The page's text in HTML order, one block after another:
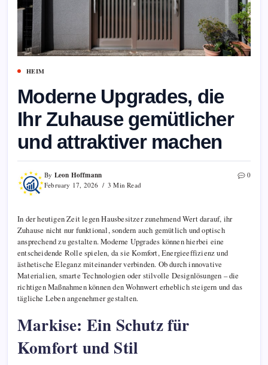
HEIM
Moderne Upgrades, die
Ihr Zuhause gemütlicher
und attraktiver machen
By Leon Hoffmann
February 17, 2026 3 Min Read
0
In der heutigen Zeit legen Hausbesitzer zunehmend Wert darauf, ihr
Zuhause nicht nur funktional, sondern auch gemütlich und optisch
ansprechend zu gestalten. Moderne Upgrades können hierbei eine
entscheidende Rolle spielen, da sie Komfort, Energieeffizienz und
ästhetische Eleganz miteinander verbinden. Ob durch innovative
Materialien, smarte Technologien oder stilvolle Designlösungen – die
richtigen Maßnahmen können den Wohnwert erheblich steigern und das
tägliche Leben angenehmer gestalten.
Markise: Ein Schutz für
Komfort und Stil